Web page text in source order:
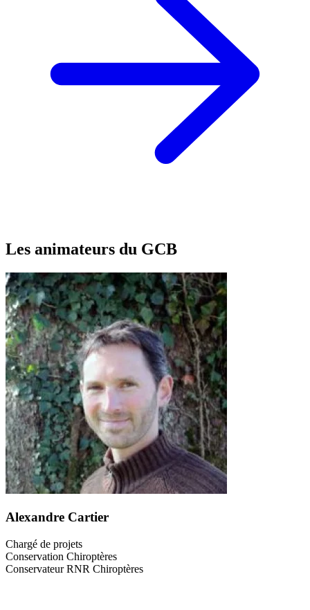
Les animateurs du GCB
Alexandre Cartier
Chargé de projets
Conservation Chiroptères
Conservateur RNR Chiroptères